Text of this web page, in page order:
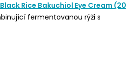
Rice Bakuchiol Eye Cream (20
fermentovanou rýži s